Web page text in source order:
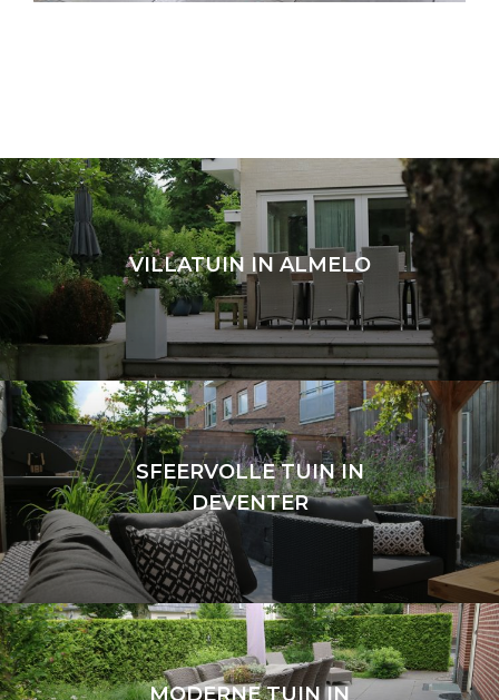
VILLATUIN IN ALMELO
VILLATUIN IN ALMELO
Almelo
SFEERVOLLE TUIN IN
DEVENTER
SFEERVOLLE TUIN IN DEVENTER
Deventer
MODERNE TUIN IN